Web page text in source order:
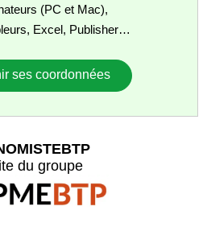
(PC et Mac),
Excel, Publisher…
ses coordonnées
du groupe